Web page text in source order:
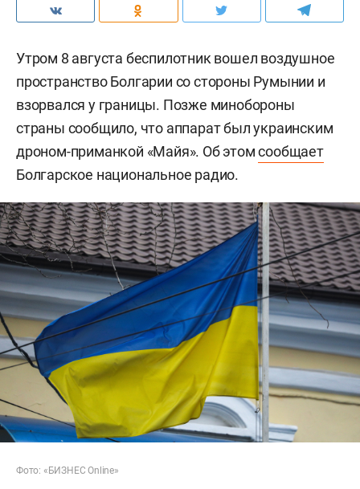
Утром 8 августа беспилотник вошел воздушное
пространство Болгарии со стороны Румынии и
взорвался у границы. Позже минобороны
страны сообщило, что аппарат был украинским
дроном-приманкой «Майя». Об этомсообщает
Болгарское национальное радио.
Фото: «БИЗНЕС Online»